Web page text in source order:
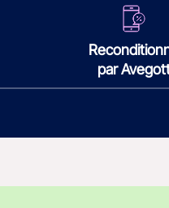
par